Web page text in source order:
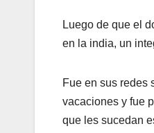
Luego de que el
en la india, un
Fue en sus redes
vacaciones y fue
que les sucedan